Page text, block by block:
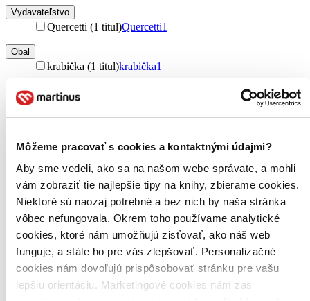
Môžeme pracovať s cookies a kontaktnými údajmi?
Aby sme vedeli, ako sa na našom webe správate, a mohli
vám zobraziť tie najlepšie tipy na knihy, zbierame cookies.
Niektoré sú naozaj potrebné a bez nich by naša stránka
vôbec nefungovala. Okrem toho používame analytické
cookies, ktoré nám umožňujú zisťovať, ako náš web
funguje, a stále ho pre vás zlepšovať. Personalizačné
cookies nám dovoľujú prispôsobovať stránku pre vašu
lepšiu orientáciu. Marketingové cookies nám zas
Vydavateľstvo
Quercetti (1 titul)Quercetti1
Obal
krabička (1 titul)krabička1
Zúžiť výber
Zoradiť
Bestsellery
Top hodnotené
Najdrahšie
Najlacnejšie
Najvyššia zľava
Použité filtre